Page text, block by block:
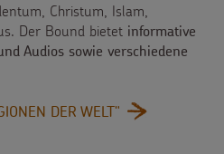
Christum, Islam,
Der Bound bietet informative
Audios sowie verschiedene
DER WELT"